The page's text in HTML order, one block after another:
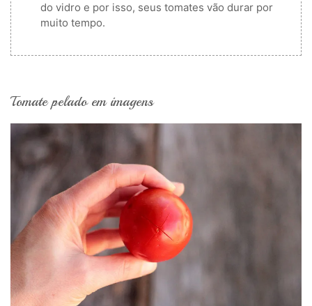
do vidro e por isso, seus tomates vão durar por
muito tempo.
Tomate pelado em imagens